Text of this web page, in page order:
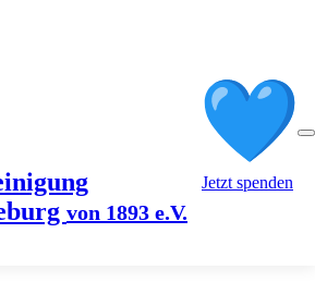
von 1893 e.V.
Jetzt spenden